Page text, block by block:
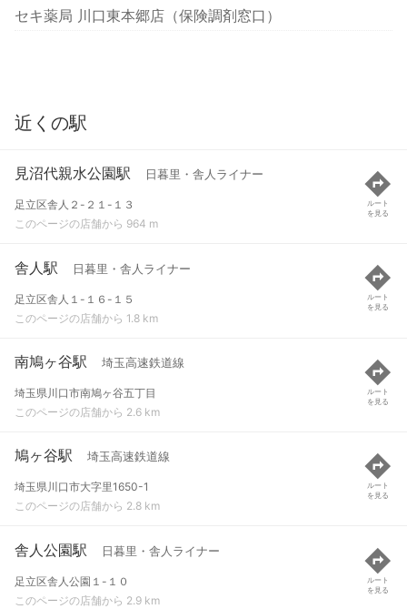
セキ薬局 川口東本郷店（保険調剤窓口）
近くの駅
見沼代親水公園駅 日暮里・舎人ライナー
足立区舎人２-２１-１３
このページの店舗から 964 m
ルート
を見る
舎人駅 日暮里・舎人ライナー
足立区舎人１-１６-１５
このページの店舗から 1.8 km
ルート
を見る
南鳩ヶ谷駅 埼玉高速鉄道線
埼玉県川口市南鳩ヶ谷五丁目
このページの店舗から 2.6 km
ルート
を見る
鳩ヶ谷駅 埼玉高速鉄道線
埼玉県川口市大字里1650-1
このページの店舗から 2.8 km
ルート
を見る
舎人公園駅 日暮里・舎人ライナー
足立区舎人公園１-１０
このページの店舗から 2.9 km
ルート
を見る